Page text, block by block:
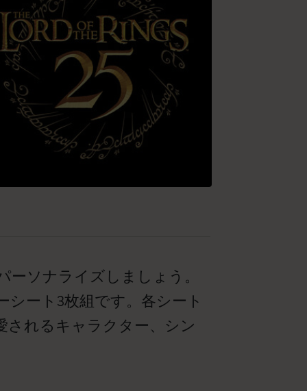
ソナライズしましょう。
ート3枚組です。各シート
されるキャラクター、シン